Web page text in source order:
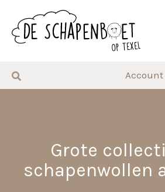
naar
Zoeken
Grote
schapenwollen